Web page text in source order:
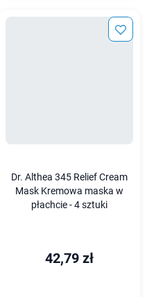
Dr. Althea 345 Relief Cream
Mask Kremowa maska w
płachcie - 4 sztuki
42,79 zł